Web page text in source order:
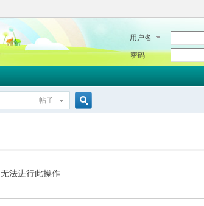
用户名
密码
帖子
法进行此操作